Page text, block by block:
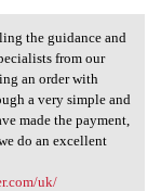
the guidance and
from our
an order with
a very simple and
made the payment,
do an excellent
uk/